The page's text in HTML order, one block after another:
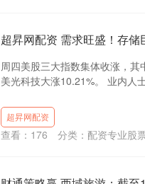
超昇网配资 需求旺盛！存
周四美股三大指数集体收涨，
美光科技大涨10.21%。 业内人
超昇网配资
查看： 176 分类： 配资专业股